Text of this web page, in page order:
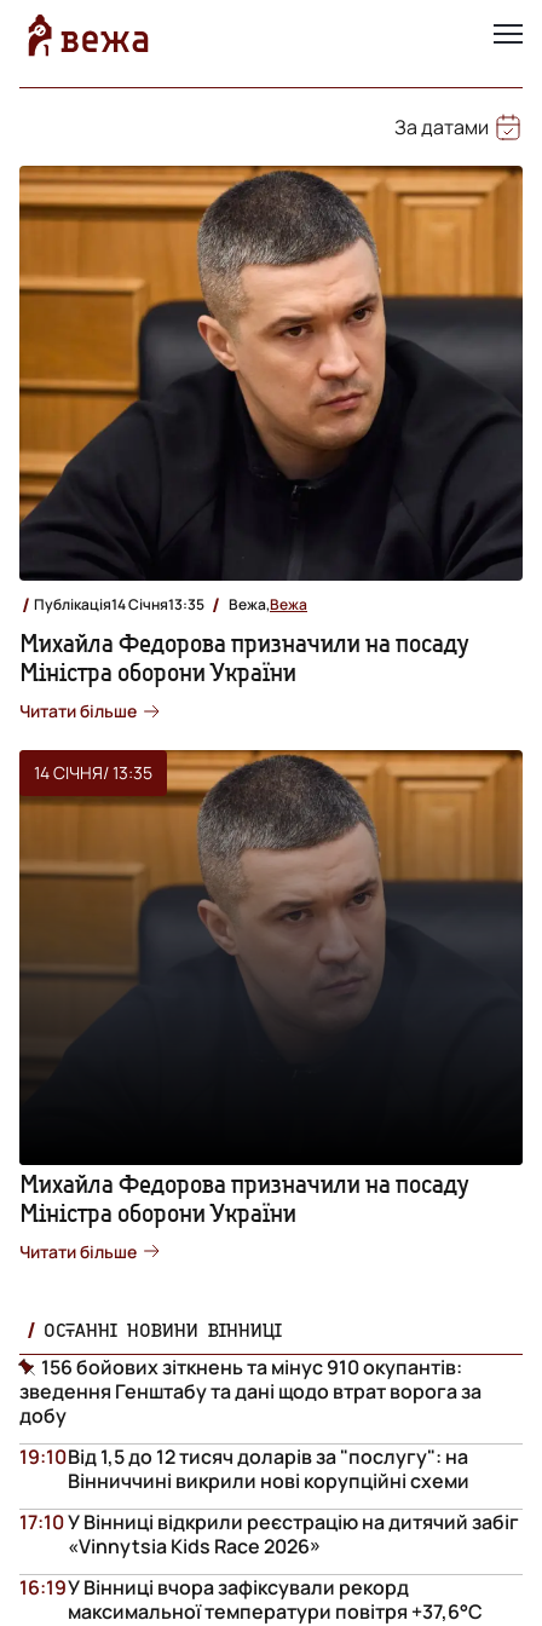
За датами
Публікація14 Січня13:35 Вежа,Вежа
Михайла Федорова призначили на посаду
Міністра оборони України
Читати більше
14 СІЧНЯ/ 13:35
Михайла Федорова призначили на посаду
Міністра оборони України
Читати більше
ОСТАННІ НОВИНИ ВІННИЦІ
156 бойових зіткнень та мінус 910 окупантів:
зведення Генштабу та дані щодо втрат ворога за
добу
Від 1,5 до 12 тисяч доларів за "послугу": на
Вінниччині викрили нові корупційні схеми
19:10
У Вінниці відкрили реєстрацію на дитячий забіг
«Vinnytsia Kids Race 2026»
17:10
У Вінниці вчора зафіксували рекорд
максимальної температури повітря +37,6°С
16:19